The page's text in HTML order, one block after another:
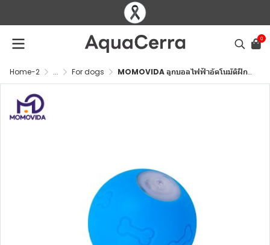
0
Home-2 ... For dogs MOMOVIDA ลูกบอลไฟฟ้าอัตโนมัติฝึกสุนัข